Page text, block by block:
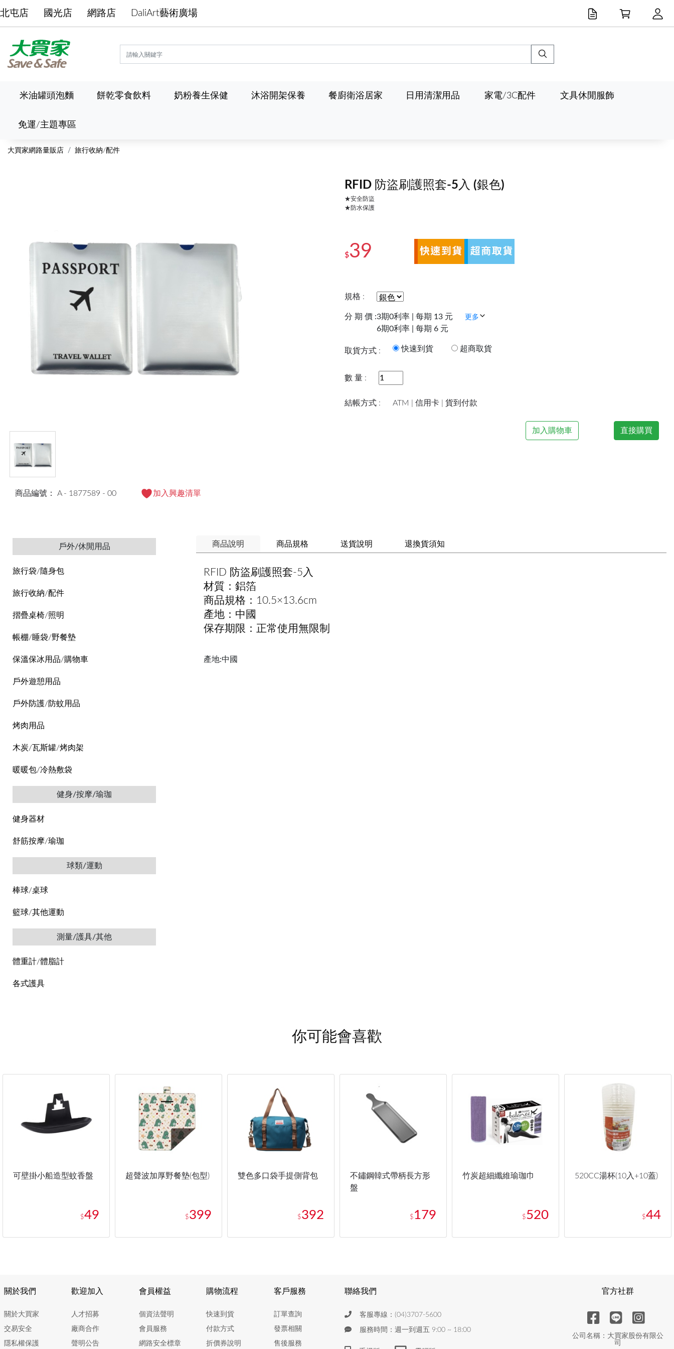
北屯店 國光店 網路店 DaliArt藝術廣場
米油罐頭泡麵 餅乾零食飲料 奶粉養生保健 沐浴開架保養 餐廚衛浴居家 日用清潔用品 家電/3C配件 文具休閒服飾
免運/主題專區
大買家網路量販店 旅行收納/配件
商品編號： A - 1877589 - 00 加入興趣清單
RFID 防盜刷護照套-5入 (銀色)
★安全防盜
★防水保護
$39
規格 :
分 期 價 :3期0利率 | 每期 13 元
6期0利率 | 每期 6 元
更多
取貨方式 : 快速到貨 超商取貨
數 量 :
結帳方式 : ATM | 信用卡 | 貨到付款
加入購物車 直接購買
戶外/休閒用品
旅行袋/隨身包
旅行收納/配件
摺疊桌椅/照明
帳棚/睡袋/野餐墊
保溫保冰用品/購物車
戶外遊憩用品
戶外防護/防蚊用品
烤肉用品
木炭/瓦斯罐/烤肉架
暖暖包/冷熱敷袋
健身/按摩/瑜珈
健身器材
舒筋按摩/瑜珈
球類/運動
棒球/桌球
籃球/其他運動
測量/護具/其他
體重計/體脂計
各式護具
商品說明 商品規格 送貨說明 退換貨須知
RFID 防盜刷護照套-5入
材質：鋁箔
商品規格：10.5×13.6cm
產地：中國
保存期限：正常使用無限制
產地:中國
你可能會喜歡
可壁掛小船造型蚊香盤
$49
超聲波加厚野餐墊(包型)
$399
雙色多口袋手提側背包
$392
不鏽鋼韓式帶柄長方形
盤
$ 179
竹炭超細纖維瑜珈巾
$520
520CC湯杯(10入+10蓋)
$44
關於我們
關於大買家
交易安全
隱私權保護
歡迎加入
人才招募
廠商合作
聲明公告
會員權益
個資法聲明
會員服務
網路安全標章
購物流程
快速到貨
付款方式
折價券說明
客戶服務
訂單查詢
發票相關
售後服務
聯絡我們
客服專線：(04)3707-5600
服務時間：週一到週五 9:00 ~ 18:00
官方社群
公司名稱：大買家股份有限公
司